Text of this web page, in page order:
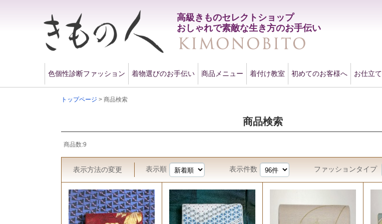
高級きものセレクトショップ
おしゃれで素敵な生き方のお手伝い
色個性診断ファッション 着物選びのお手伝い 商品メニュー 着付け教室 初めてのお客様へ お仕立て
トップページ > 商品検索
商品検索
商品数:9
表示方法の変更 表示順 表示件数 ファッションタイプ